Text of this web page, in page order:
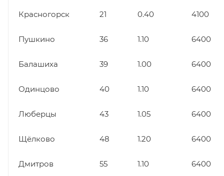
Красногорск 21 0.40 4100
Пушкино 36 1.10 6400
Балашиха 39 1.00 6400
Одинцово 40 1.10 6400
Люберцы 43 1.05 6400
Щёлково 48 1.20 6400
Дмитров 55 1.10 6400